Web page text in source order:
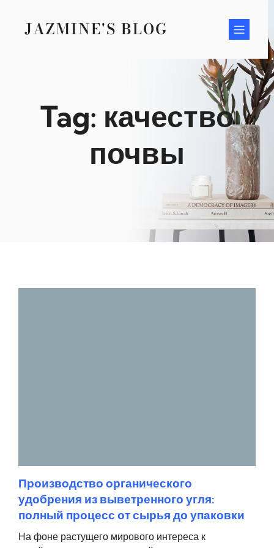
contentJAZMINE'S BLOG
Tag: качество
почвы
Производство органического
удобрения из выветренного угля:
полный процесс от сырья до упаковки
На фоне растущего мирового интереса к